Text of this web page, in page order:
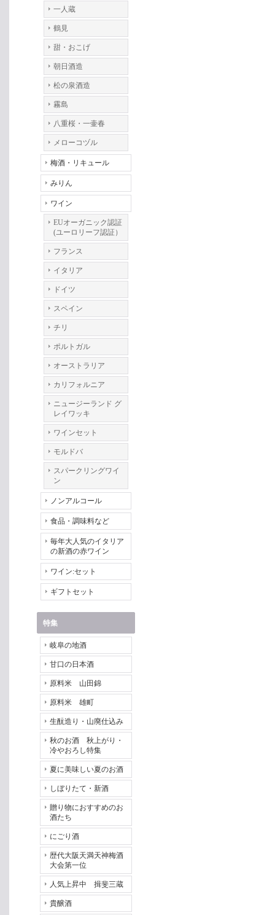
一人蔵
鶴見
甜・おこげ
朝日酒造
松の泉酒造
霧島
八重桜・一壷春
メローコヅル
梅酒・リキュール
みりん
ワイン
EUオーガニック認証
(ユーロリーフ認証）
フランス
イタリア
ドイツ
スペイン
チリ
ポルトガル
オーストラリア
カリフォルニア
ニュージーランド グ
レイワッキ
ワインセット
モルドバ
スパークリングワイ
ン
ノンアルコール
食品・調味料など
毎年大人気のイタリア
の新酒の赤ワイン
ワイン:セット
ギフトセット
特集
岐阜の地酒
甘口の日本酒
原料米 山田錦
原料米 雄町
生酛造り・山廃仕込み
秋のお酒 秋上がり・
冷やおろし特集
夏に美味しい夏のお酒
しぼりたて・新酒
贈り物におすすめのお
酒たち
にごり酒
歴代大阪天満天神梅酒
大会第一位
人気上昇中 揖斐三蔵
貴醸酒